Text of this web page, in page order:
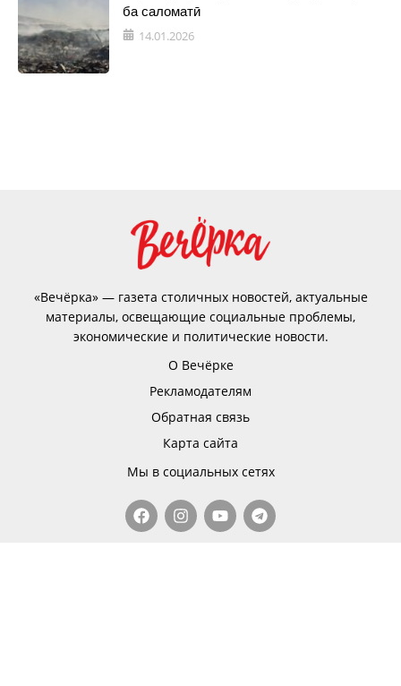
ба саломатӣ
14.01.2026
«Вечёрка» — газета столичных новостей, актуальные
материалы, освещающие социальные проблемы,
экономические и политические новости.
О Вечёрке
Рекламодателям
Обратная связь
Карта сайта
Мы в социальных сетях